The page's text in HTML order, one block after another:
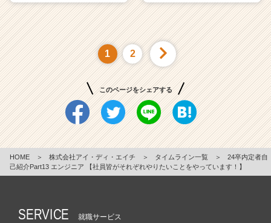
1 2
このページをシェアする
HOME ＞ 株式会社アイ・ディ・エイチ ＞ タイムライン一覧 ＞
24卒内定者自
己紹介Part13 エンジニア 【社員皆がそれぞれやりたいことをやっています！】
SERVICE 就職サービス